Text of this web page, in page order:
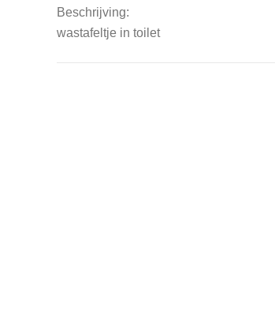
Beschrijving:
wastafeltje in toilet